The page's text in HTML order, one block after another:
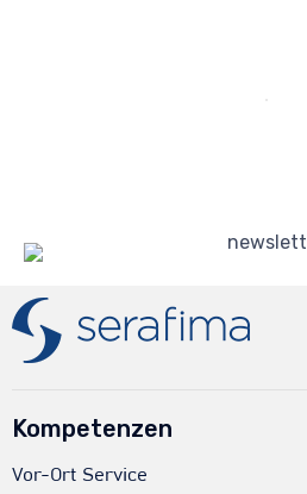
Kompetenzen
Vor-Ort Service